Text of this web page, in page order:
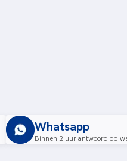
Whatsapp
Binnen 2 uur antwoord op